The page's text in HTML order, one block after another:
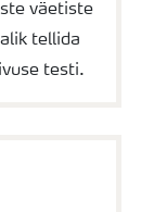
väetiste
tellida
testi.